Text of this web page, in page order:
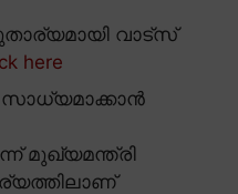
വാട്സ്
here
മുഖ്യമന്ത്രി